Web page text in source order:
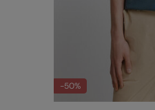
-50%